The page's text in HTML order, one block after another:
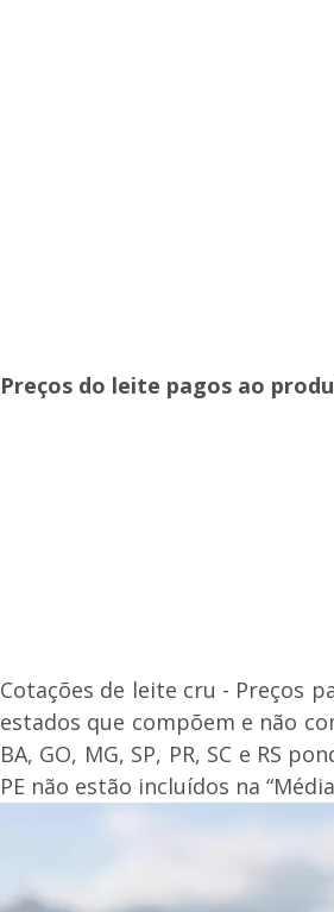
Preços do leite pagos ao
Cotações de leite cru - Preços
estados que compõem e não
BA, GO, MG, SP, PR, SC e RS
PE não estão incluídos na